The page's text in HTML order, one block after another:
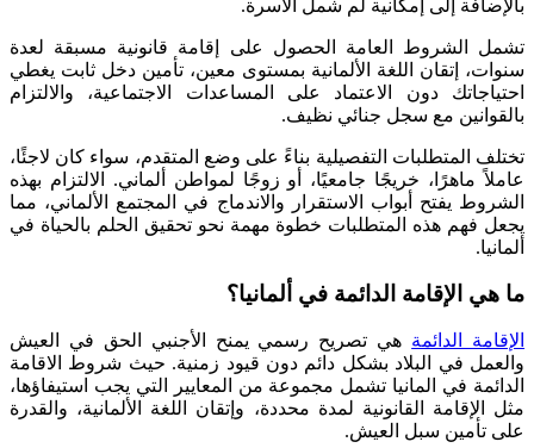
بالإضافة إلى إمكانية لم شمل الأسرة.
تشمل الشروط العامة الحصول على إقامة قانونية مسبقة لعدة
سنوات، إتقان اللغة الألمانية بمستوى معين، تأمين دخل ثابت يغطي
احتياجاتك دون الاعتماد على المساعدات الاجتماعية، والالتزام
بالقوانين مع سجل جنائي نظيف.
تختلف المتطلبات التفصيلية بناءً على وضع المتقدم، سواء كان لاجئًا،
عاملاً ماهرًا، خريجًا جامعيًا، أو زوجًا لمواطن ألماني. الالتزام بهذه
الشروط يفتح أبواب الاستقرار والاندماج في المجتمع الألماني، مما
يجعل فهم هذه المتطلبات خطوة مهمة نحو تحقيق الحلم بالحياة في
ألمانيا.
ما هي الإقامة الدائمة في ألمانيا؟
الإقامة الدائمة هي تصريح رسمي يمنح الأجنبي الحق في العيش
والعمل في البلاد بشكل دائم دون قيود زمنية. حيث شروط الاقامة
الدائمة في المانيا تشمل مجموعة من المعايير التي يجب استيفاؤها،
مثل الإقامة القانونية لمدة محددة، وإتقان اللغة الألمانية، والقدرة
على تأمين سبل العيش.